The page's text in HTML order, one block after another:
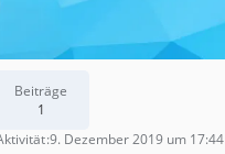
Beiträge
1
9. Dezember 2019 um 17:44